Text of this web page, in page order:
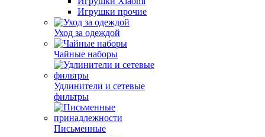
Игрушки прочие
Уход за одеждой
Чайные наборы
Удлинители и сетевые
фильтры
Письменные